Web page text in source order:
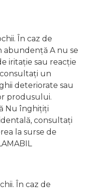
În caz de
abundență A nu se
iritație sau reacție
un
deteriorate sau
produsului.
Nu înghițiți
consultați
la surse de
În caz de